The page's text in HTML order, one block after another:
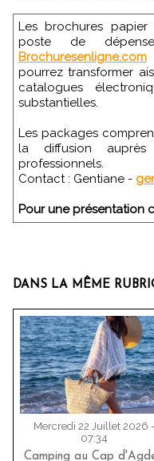
Les brochures papier représentent aujourd'hui le 1er
poste de
Brochuresenligne.com
pourrez transformer
catalogues
substantielles.
Les packages
la diffusion
professionnels.
Contact : Gentiane -
Pour une présentation
DANS LA MÊME
Mercredi 22 Juillet 2026 -
07:34
Camping au Cap